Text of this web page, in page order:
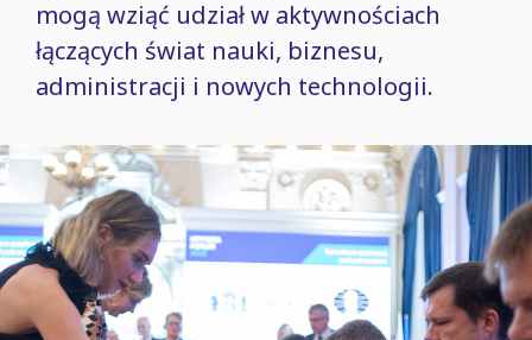
mogą wziąć udział w aktywnościach
łączących świat nauki, biznesu,
administracji i nowych technologii.